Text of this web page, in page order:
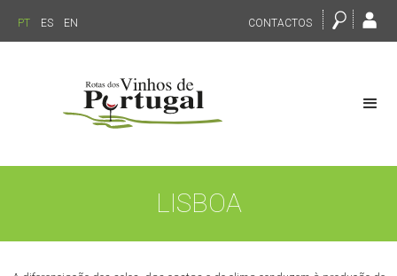
PT ES EN CONTACTOS
LISBOA